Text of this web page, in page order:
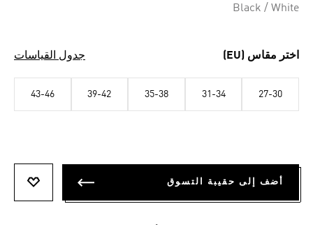
Black / White
اختر مقاس (EU) جدول القياسات
27-30
31-34
35-38
39-42
43-46
أضف إلى حقيبة التسوق